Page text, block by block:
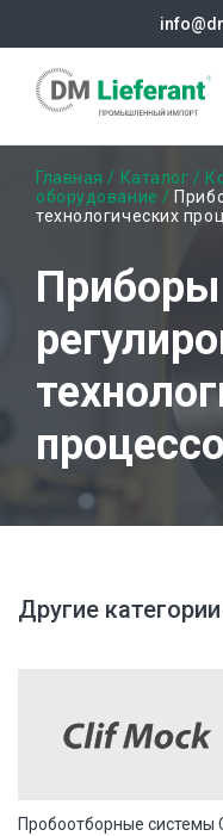
основному
Строка
навигации
Главная Каталог
оборудование
технологических
Приборы
Другие
Пробоотборные системы